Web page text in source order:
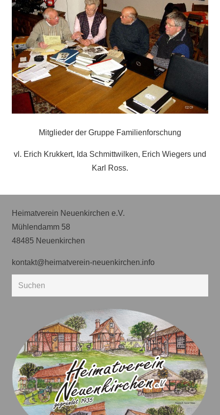
Mitglieder der Gruppe Familienforschung
vl. Erich Krukkert, Ida Schmittwilken, Erich Wiegers und
Karl Ross.
Heimatverein Neuenkirchen e.V.
Mühlendamm 58
48485 Neuenkirchen
kontakt@heimatverein-neuenkirchen.info